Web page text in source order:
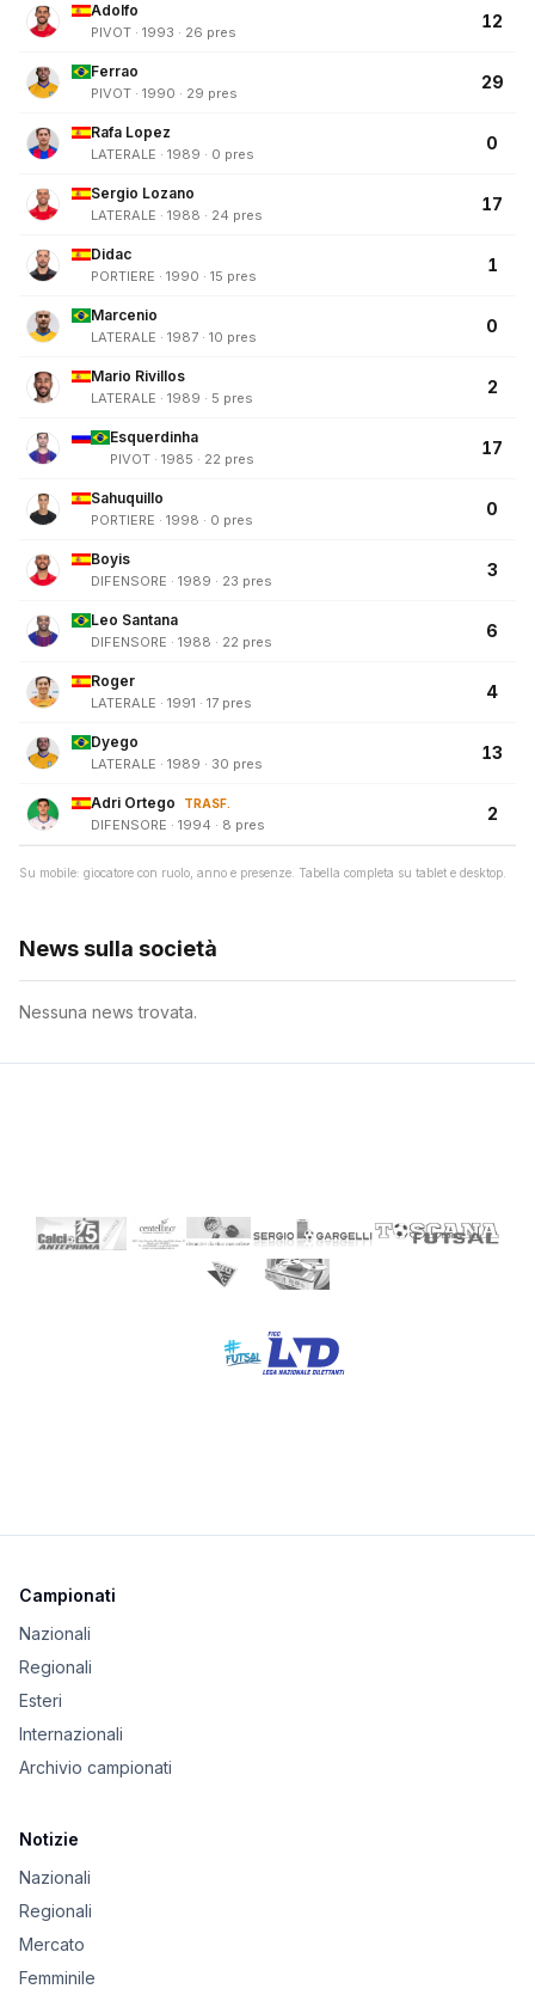
Adolfo
PIVOT · 1993 · 26 pres
12
Ferrao
PIVOT · 1990 · 29 pres
29
Rafa Lopez
LATERALE · 1989 · 0 pres
0
Sergio Lozano
LATERALE · 1988 · 24 pres
17
Didac
PORTIERE · 1990 · 15 pres
1
Marcenio
LATERALE · 1987 · 10 pres
0
Mario Rivillos
LATERALE · 1989 · 5 pres
2
Esquerdinha
PIVOT · 1985 · 22 pres
17
Sahuquillo
PORTIERE · 1998 · 0 pres
0
Boyis
DIFENSORE · 1989 · 23 pres
3
Leo Santana
DIFENSORE · 1988 · 22 pres
6
Roger
LATERALE · 1991 · 17 pres
4
Dyego
LATERALE · 1989 · 30 pres
13
Adri Ortego TRASF.
DIFENSORE · 1994 · 8 pres
2
Su mobile: giocatore con ruolo, anno e presenze. Tabella completa su tablet e desktop.
News sulla società
Nessuna news trovata.
Campionati
Nazionali
Regionali
Esteri
Internazionali
Archivio campionati
Notizie
Nazionali
Regionali
Mercato
Femminile